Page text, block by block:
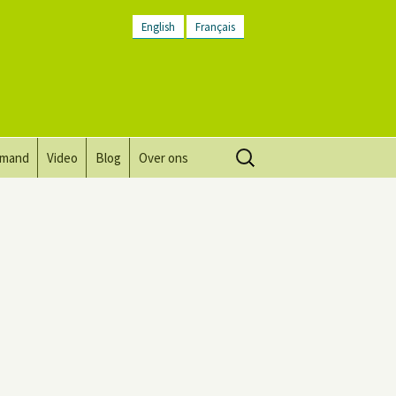
English Français
Video Blog Over ons
Zoeken
naar: